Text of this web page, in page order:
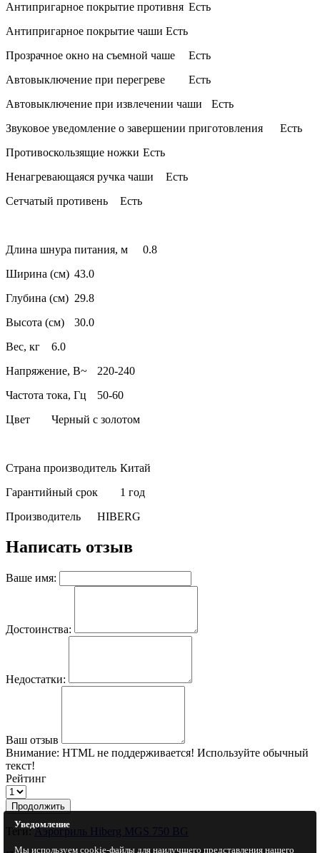
Антипригарное покрытие противня Есть
Антипригарное покрытие чаши Есть
Прозрачное окно на съемной чаше
Есть
Автовыключение при перегреве
Есть
Автовыключение при извлечении чаши
Есть
Звуковое уведомление о завершении приготовления
Есть
Противоскользящие ножки Есть
Ненагревающаяся ручка чаши
Есть
Сетчатый противень
Есть
Длина шнура питания, м
0.8
Ширина (см) 43.0
Глубина (см) 29.8
Высота (см)
30.0
Вес, кг
6.0
Напряжение, В~
220-240
Частота тока, Гц
50-60
Цвет
Черный с золотом
Страна производитель Китай
Гарантийный срок
1 год
Производитель
HIBERG
Написать отзыв
Ваше имя:
Достоинства:
Недостатки:
Ваш отзыв
Внимание: HTML не поддерживается! Используйте обычный
текст!
Рейтинг
Продолжить
Теги:Аэрогриль Hiberg MGS 750 BG
Уведомление
Мы используем cookie-файлы для наилучшего представления нашего